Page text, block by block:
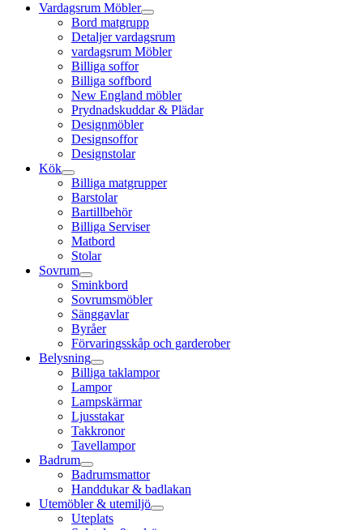
Vardagsrum Möbler
Bord matgrupp
Detaljer vardagsrum
vardagsrum Möbler
Billiga soffor
Billiga soffbord
New England möbler
Prydnadskuddar & Plädar
Designmöbler
Designsoffor
Designstolar
Kök
Billiga matgrupper
Barstolar
Bartillbehör
Billiga Serviser
Matbord
Stolar
Sovrum
Sminkbord
Sovrumsmöbler
Sänggavlar
Byråer
Förvaringsskåp och garderober
Belysning
Billiga taklampor
Lampor
Lampskärmar
Ljusstakar
Takkronor
Tavellampor
Badrum
Badrumsmattor
Handdukar & badlakan
Utemöbler & utemiljö
Uteplats